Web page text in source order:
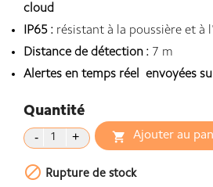
cloud
IP65 : résistant à la poussière et à
Distance de détection : 7 m
Alertes en temps réel envoyées
Quantité
 Ajouter au
 Rupture de stock